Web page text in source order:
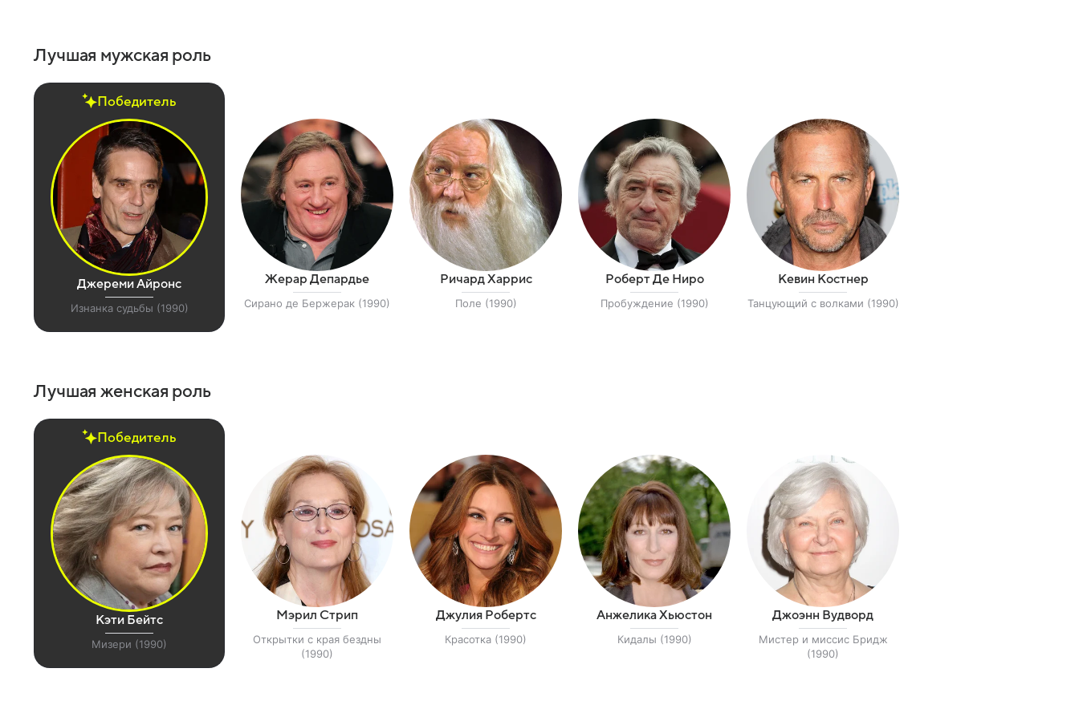
Лучшая мужская роль
Победитель
Джереми Айронс
Изнанка судьбы (1990)
Жерар Депардье
Сирано де Бержерак (1990)
Ричард Харрис
Поле (1990)
Роберт Де Ниро
Пробуждение (1990)
Кевин Костнер
Танцующий с волками (1990)
Лучшая женская роль
Победитель
Кэти Бейтс
Мизери (1990)
Мэрил Стрип
Открытки с края бездны
(1990)
Джулия Робертс
Красотка (1990)
Анжелика Хьюстон
Кидалы (1990)
Джоэнн Вудворд
Мистер и миссис Бридж
(1990)